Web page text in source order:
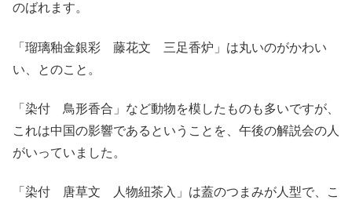
のばれます。
「瑠璃釉金銀彩 藤花文 三足香炉」は丸いのがかわい
い、とのこと。
「染付 鳥形香合」など動物を模したものも多いですが、
これは中国の影響であるということを、午後の解説会の人
がいっていました。
「染付 唐草文 人物紐茶入」は蓋のつまみが人型で、こ